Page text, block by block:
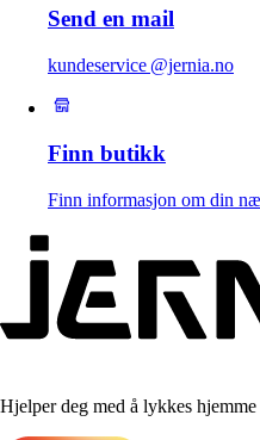
Send en mail
kundeservice @jernia.no
Finn butikk
Finn informasjon om din
Hjelper deg med å lykkes